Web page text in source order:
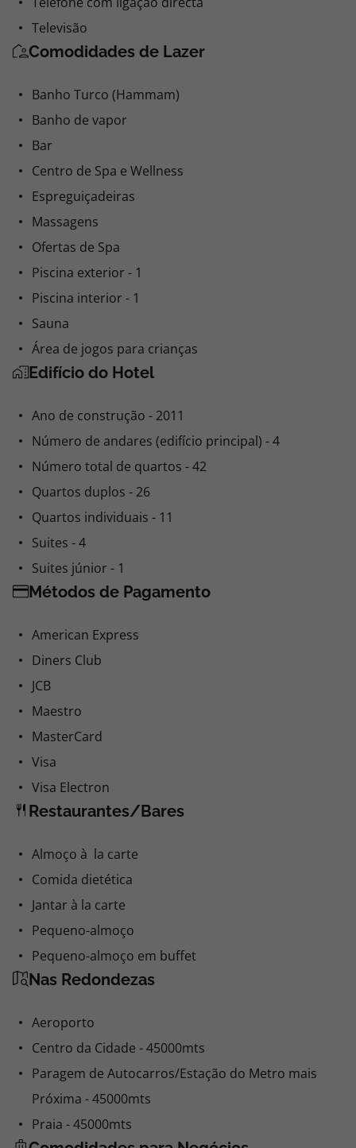
Secador
Telefone com ligação directa
Televisão
Comodidades de Lazer
Banho Turco (Hammam)
Banho de vapor
Bar
Centro de Spa e Wellness
Espreguiçadeiras
Massagens
Ofertas de Spa
Piscina exterior - 1
Piscina interior - 1
Sauna
Área de jogos para crianças
Edifício do Hotel
Ano de construção - 2011
Número de andares (edifício principal) - 4
Número total de quartos - 42
Quartos duplos - 26
Quartos individuais - 11
Suites - 4
Suites júnior - 1
Métodos de Pagamento
American Express
Diners Club
JCB
Maestro
MasterCard
Visa
Visa Electron
Restaurantes/Bares
Almoço à la carte
Comida dietética
Jantar à la carte
Pequeno-almoço
Pequeno-almoço em buffet
Aeroporto
Centro da Cidade - 45000mts
Paragem de Autocarros/Estação do Metro mais
Próxima - 45000mts